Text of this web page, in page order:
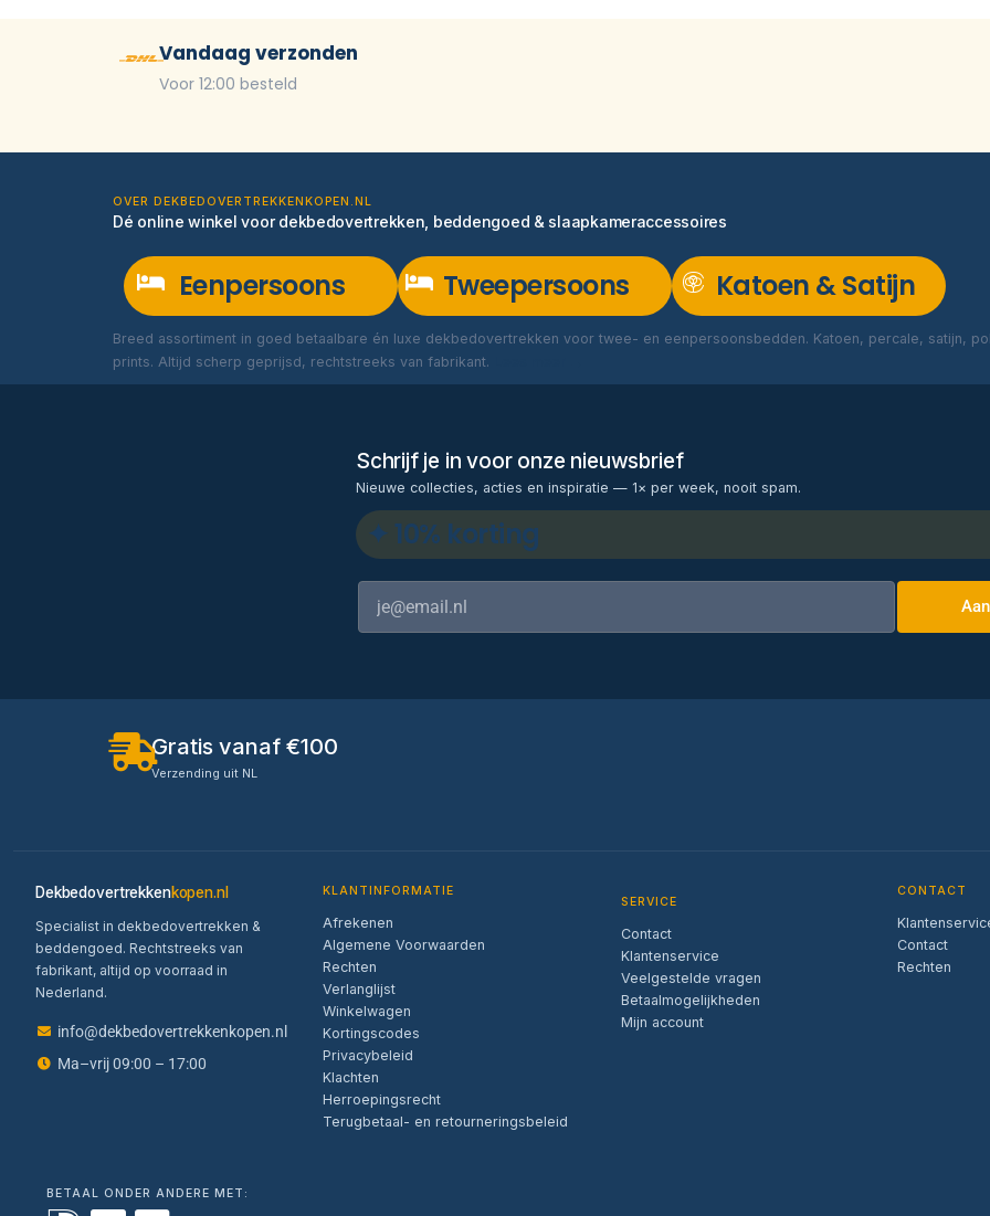
Vandaag verzonden
Voor 12:00 besteld
OVER DEKBEDOVERTREKKENKOPEN.NL
Dé online winkel voor dekbedovertrekken, beddengoed & slaapkameraccessoires
Eenpersoons Tweepersoons Katoen & Satijn
Breed assortiment in goed betaalbare én luxe dekbedovertrekken voor twee- en eenpersoonsbedden. Katoen, percale, satijn,
prints. Altijd scherp geprijsd, rechtstreeks van fabrikant.
Schrijf je in voor onze nieuwsbrief
Nieuwe collecties, acties en inspiratie — 1× per week, nooit spam.
✦ 10% korting
Gratis vanaf €100
Verzending uit NL
Dekbedovertrekkenkopen.nl
Specialist in dekbedovertrekken &
beddengoed. Rechtstreeks van
fabrikant, altijd op voorraad in
Nederland.
info@dekbedovertrekkenkopen.nl
Ma–vrij 09:00 – 17:00
KLANTINFORMATIE
Afrekenen
Algemene Voorwaarden
Rechten
Verlanglijst
Winkelwagen
Kortingscodes
Privacybeleid
Klachten
Herroepingsrecht
Terugbetaal- en retourneringsbeleid
SERVICE
Contact
Klantenservice
Veelgestelde vragen
Betaalmogelijkheden
Mijn account
CONTACT
Contact
Rechten
BETAAL ONDER ANDERE MET: